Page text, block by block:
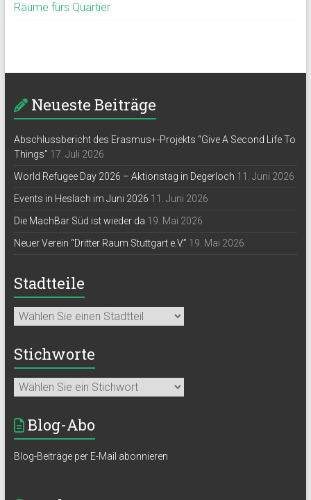
Räume fürs Quartier
Neueste Beiträge
Abschlussbericht des Erasmus+-Projekts “Give A Second Life To
Things” 17. Juli 2026
World Refugee Day 2026 – Aktionstag in Degerloch 11. Juni 2026
Events in Heslach im Juni 2026 11. Juni 2026
Die MachBar Süd ist wieder da 19. Mai 2026
Neuer Verein “Dritter Raum Stuttgart e.V.” 19. Mai 2026
Stadtteile
Stichworte
Blog-Abo
Blog-Beiträge per E-Mail abonnieren